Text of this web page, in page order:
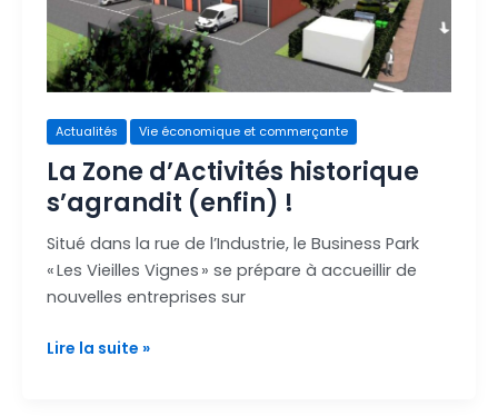
Actualités Vie économique et commerçante
La Zone d’Activités historique
s’agrandit (enfin) !
Situé dans la rue de l’Industrie, le Business Park
« Les Vieilles Vignes » se prépare à accueillir de
nouvelles entreprises sur
(enfin)
Lire la suite »